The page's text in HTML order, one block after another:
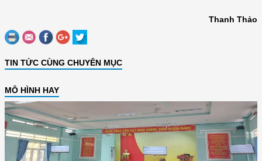
Thanh Thảo
TIN TỨC CÙNG CHUYÊN MỤC
MÔ HÌNH HAY